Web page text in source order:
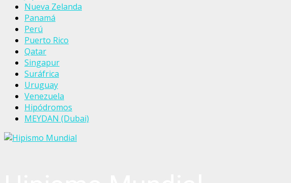
Nueva Zelanda
Panamá
Perú
Puerto Rico
Qatar
Singapur
Suráfrica
Uruguay
Venezuela
Hipódromos
MEYDAN (Dubai)